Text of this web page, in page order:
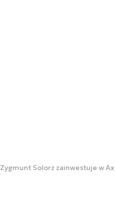
Zygmunt Solorz zainwestuje w